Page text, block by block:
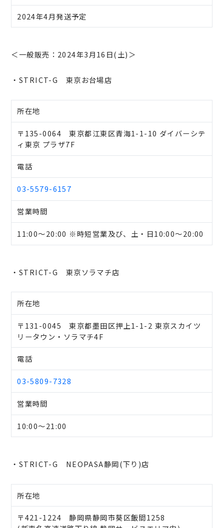
2024年4月発送予定
＜一般販売：2024年3月16日(土)＞
・STRICT-G 東京お台場店
所在地
〒135-0064 東京都江東区青海1-1-10 ダイバーシテ
ィ東京 プラザ7F
電話
03-5579-6157
営業時間
11:00～20:00 ※時短営業及び、土・日10:00～20:00
・STRICT-G 東京ソラマチ店
所在地
〒131-0045 東京都墨田区押上1-1-2 東京スカイツ
リータウン・ソラマチ4F
電話
03-5809-7328
営業時間
10:00～21:00
・STRICT-G NEOPASA静岡(下り)店
所在地
〒421-1224 静岡県静岡市葵区飯間1258